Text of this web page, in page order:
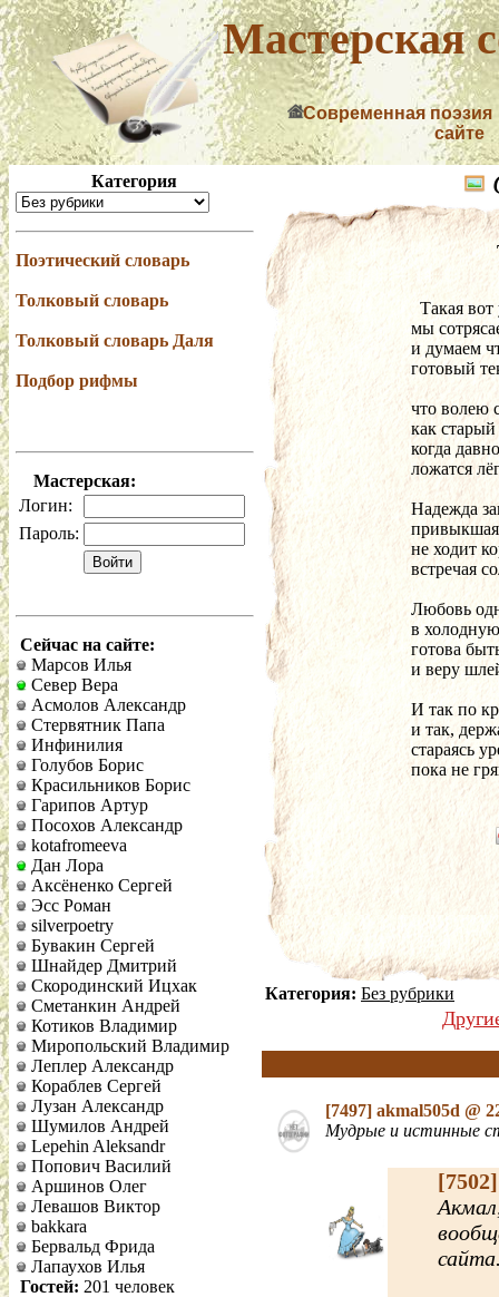
Мастерская
Современная поэзия
сайте
Категория
Поэтический словарь
Толковый словарь
Толковый словарь Даля
Подбор рифмы
Мастерская:
Логин:
Пароль:
Сейчас на сайте:
Марсов Илья
Север Вера
Асмолов Александр
Стервятник Папа
Инфинилия
Голубов Борис
Красильников Борис
Гарипов Артур
Посохов Александр
kotafromeeva
Дан Лора
Аксёненко Сергей
Эсс Роман
silverpoetry
Бувакин Сергей
Шнайдер Дмитрий
Скородинский Ицхак
Сметанкин Андрей
Котиков Владимир
Миропольский Владимир
Леплер Александр
Кораблев Сергей
Лузан Александр
Шумилов Андрей
Lepehin Aleksandr
Попович Василий
Аршинов Олег
Левашов Виктор
bakkara
Бервальд Фрида
Лапаухов Илья
Гостей: 201 человек
Такая
мы
и думаем
готовый
что волею
как
когда
ложатся
Надежда
не ходит
встречая
Любовь
в
готова
и веру
И так по
и так,
стараясь
пока не
Категория: Без рубрики
[7497] akmal505d @
Мудрые и истинные